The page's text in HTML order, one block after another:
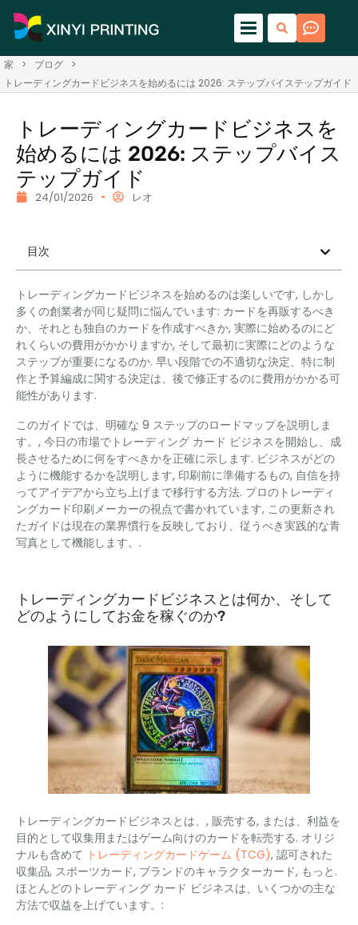
家 > ブログ
>
トレーディングカードビジネスを始めるには 2026: ステップバイステップガイド
トレーディングカードビジネスを
始めるには 2026: ステップバイス
テップガイド
24/01/2026 レオ
目次
トレーディングカードビジネスを始めるのは楽しいです, しかし
多くの創業者が同じ疑問に悩んでいます: カードを再販するべき
か、それとも独自のカードを作成すべきか, 実際に始めるのにど
れくらいの費用がかかりますか, そして最初に実際にどのような
ステップが重要になるのか. 早い段階での不適切な決定、特に制
作と予算編成に関する決定は、後で修正するのに費用がかかる可
能性があります.
このガイドでは、明確な 9 ステップのロードマップを説明しま
す。, 今日の市場でトレーディング カード ビジネスを開始し、成
長させるために何をすべきかを正確に示します. ビジネスがどの
ように機能するかを説明します, 印刷前に準備するもの, 自信を持
ってアイデアから立ち上げまで移行する方法. プロのトレーディ
ングカード印刷メーカーの視点で書かれています, この更新され
たガイドは現在の業界慣行を反映しており、従うべき実践的な青
写真として機能します。.
トレーディングカードビジネスとは何か、そして
どのようにしてお金を稼ぐのか?
トレーディングカードビジネスとは、, 販売する, または、利益を
目的として収集用またはゲーム向けのカードを転売する. オリジ
ナルも含めて トレーディングカードゲーム (TCG), 認可された
収集品, スポーツカード, ブランドのキャラクターカード, もっと.
ほとんどのトレーディング カード ビジネスは、いくつかの主な
方法で収益を上げています。: